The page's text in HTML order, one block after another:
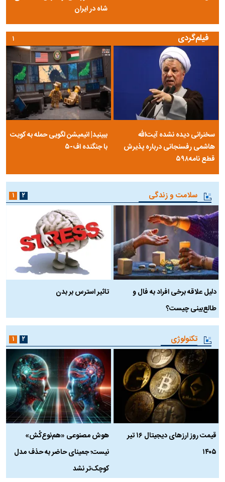
شاه در ایران
فیلم‌گردی
سخنرانی دیده نشده آیت‌الله
هاشمی رفسنجانی درباره پذیرش
قطع نامه۵۹۸
ببینید| انیمیشن لگویی حمله به کویت
با جنگنده اف-۵
۱
سلامت و زندگی
دلیل علاقه برخی افراد به فال و
طالع‌بینی چیست؟
تاثیر استرس بر بدن
۱ ۲
تکنولوژی
قیمت روز ارز‌های دیجیتال ۱۶ تیر
۱۴۰۵
هوش مصنوعی «هم‌نوع‌کُش»
نیست؛ جمینای حاضر به حذف مدل
کوچک‌تر نشد
۱ ۲